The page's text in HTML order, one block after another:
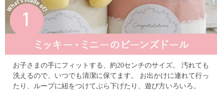
お子さまの手にフィットする、約20センチのサイズ。
汚れても
洗えるので、いつでも清潔に保てます。
お出かけに連れて行っ
たり、ループに紐をつけてぶら下げたり、遊び方いろいろ。